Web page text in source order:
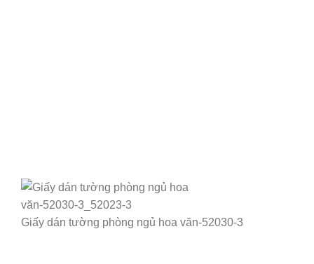
Giấy dán tường phòng ngủ hoa văn-52030-3